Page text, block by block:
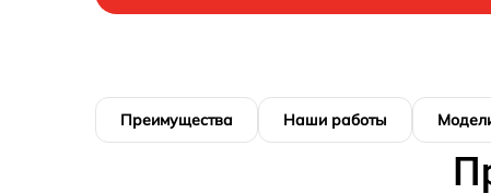
Преимущества Наши работы